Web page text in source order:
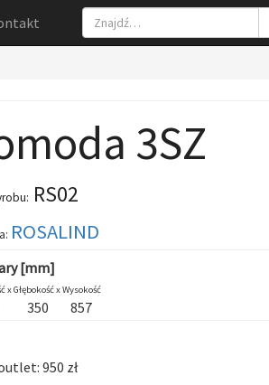
3SZ
RS02
ROSALIND
[mm]
xGłębokość xWysokość
350
857
950 zł